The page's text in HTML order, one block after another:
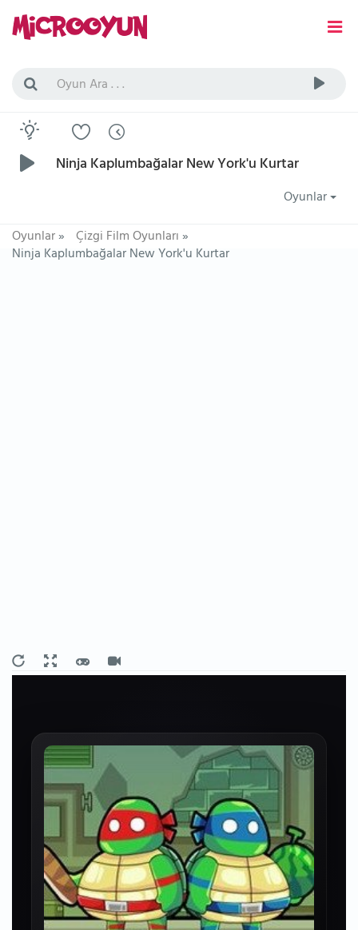
Ninja Kaplumbağalar New York'u Kurtar
Oyunlar
Oyunlar» Çizgi Film Oyunları»
Ninja Kaplumbağalar New York'u Kurtar